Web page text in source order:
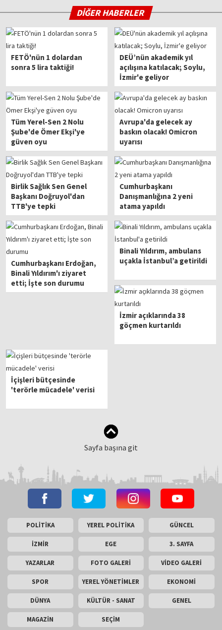
DİĞER HABERLER
FETÖ'nün 1 dolardan
sonra 5 lira taktiği!
DEÜ’nün akademik yıl
açılışına katılacak; Soylu,
İzmir'e geliyor
Tüm Yerel-Sen 2 Nolu
Şube'de Ömer Ekşi'ye
güven oyu
Avrupa'da gelecek ay
baskın olacak! Omicron
uyarısı
Birlik Sağlık Sen Genel
Başkanı Doğruyol'dan
TTB'ye tepki
Cumhurbaşkanı
Danışmanlığına 2 yeni
atama yapıldı
Cumhurbaşkanı Erdoğan,
Binali Yıldırım'ı ziyaret
etti; İşte son durumu
Binali Yıldırım, ambulans
uçakla İstanbul’a getirildi
İzmir açıklarında 38
göçmen kurtarıldı
İçişleri bütçesinde
'terörle mücadele' verisi
Sayfa başına git
POLİTİKA YEREL POLİTİKA GÜNCEL
İZMİR EGE 3. SAYFA
YAZARLAR FOTO GALERİ VİDEO GALERİ
SPOR YEREL YÖNETİMLER EKONOMİ
DÜNYA KÜLTÜR - SANAT GENEL
MAGAZİN SEÇİM